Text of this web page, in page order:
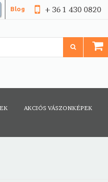
+ 36 1 430 0820
Blog
AKCIÓS VÁSZONKÉPEK